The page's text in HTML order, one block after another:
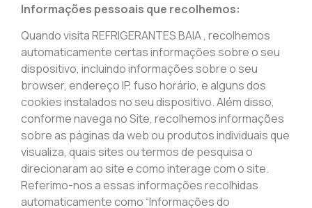
Informações pessoais que recolhemos:
Quando visita REFRIGERANTES BAIA , recolhemos
automaticamente certas informações sobre o seu
dispositivo, incluindo informações sobre o seu
browser, endereço IP, fuso horário, e alguns dos
cookies instalados no seu dispositivo. Além disso,
conforme navega no Site, recolhemos informações
sobre as páginas da web ou produtos individuais que
visualiza, quais sites ou termos de pesquisa o
direcionaram ao site e como interage com o site.
Referimo-nos a essas informações recolhidas
automaticamente como “Informações do